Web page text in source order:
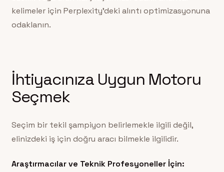
kelimeler için Perplexity’deki alıntı optimizasyonuna
odaklanın.
İhtiyacınıza Uygun Motoru
Seçmek
Seçim bir tekil şampiyon belirlemekle ilgili değil,
elinizdeki iş için doğru aracı bilmekle ilgilidir.
Araştırmacılar ve Teknik Profesyoneller İçin: